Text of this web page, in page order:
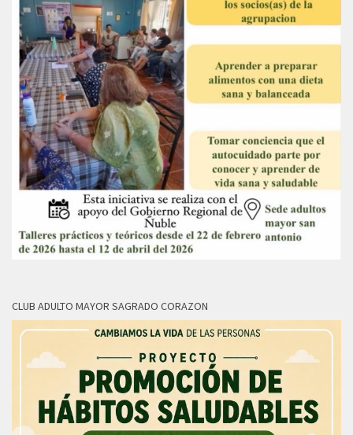
CLUB ADULTO MAYOR SAGRADO CORAZON